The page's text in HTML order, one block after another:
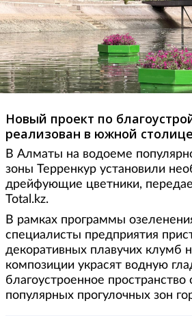
Новый проект по
реализован в южной
В Алматы на водоеме
зоны Терренкур установили
дрейфующие цветники,
Total.kz.
В рамках программы
специалисты предприятия
декоративных плавучих клумб
композиции украсят водную
благоустроенное пространство
популярных прогулочных зон